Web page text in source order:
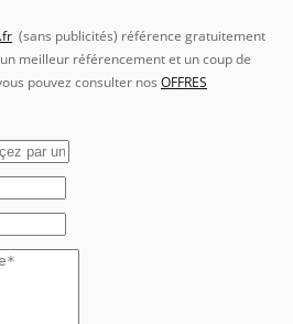
(sans publicités) référence gratuitement
meilleur référencement et un coup de
pouvez consulter nos OFFRES